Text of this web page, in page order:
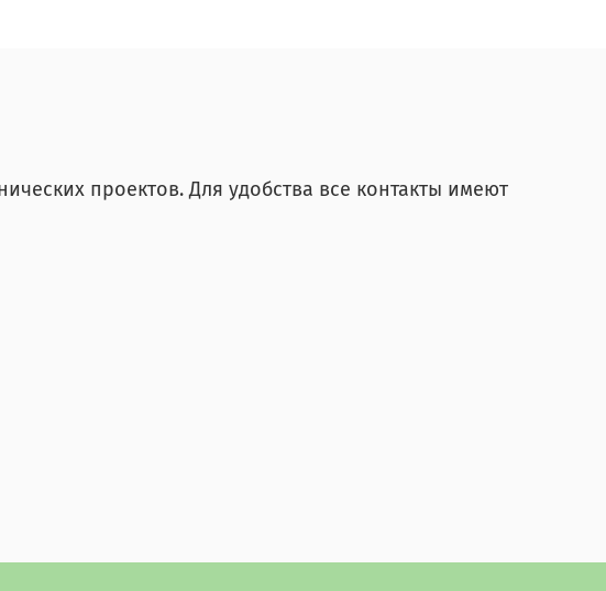
проектов. Для удобства все контакты имеют